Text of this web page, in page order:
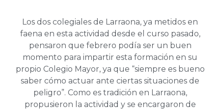
Los dos colegiales de Larraona, ya metidos en
faena en esta actividad desde el curso pasado,
pensaron que febrero podía ser un buen
momento para impartir esta formación en su
propio Colegio Mayor, ya que “siempre es bueno
saber cómo actuar ante ciertas situaciones de
peligro”. Como es tradición en Larraona,
propusieron la actividad y se encargaron de